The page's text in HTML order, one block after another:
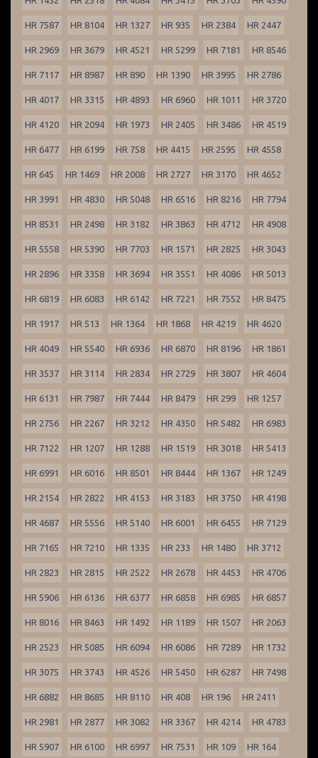
HR 7587 HR 8104 HR 1327 HR 935 HR 2384 HR 2447
HR 2969 HR 3679 HR 4521 HR 5299 HR 7181 HR 8546
HR 7117 HR 8987 HR 890 HR 1390 HR 3995 HR 2786
HR 4017 HR 3315 HR 4893 HR 6960 HR 1011 HR 3720
HR 4120 HR 2094 HR 1973 HR 2405 HR 3486 HR 4519
HR 6477 HR 6199 HR 758 HR 4415 HR 2595 HR 4558
HR 645 HR 1469 HR 2008 HR 2727 HR 3170 HR 4652
HR 3991 HR 4830 HR 5048 HR 6516 HR 8216 HR 7794
HR 8531 HR 2498 HR 3182 HR 3863 HR 4712 HR 4908
HR 5558 HR 5390 HR 7703 HR 1571 HR 2825 HR 3043
HR 2896 HR 3358 HR 3694 HR 3551 HR 4086 HR 5013
HR 6819 HR 6083 HR 6142 HR 7221 HR 7552 HR 8475
HR 1917 HR 513 HR 1364 HR 1868 HR 4219 HR 4620
HR 4049 HR 5540 HR 6936 HR 6870 HR 8196 HR 1861
HR 3537 HR 3114 HR 2834 HR 2729 HR 3807 HR 4604
HR 6131 HR 7987 HR 7444 HR 8479 HR 299 HR 1257
HR 2756 HR 2267 HR 3212 HR 4350 HR 5482 HR 6983
HR 7122 HR 1207 HR 1288 HR 1519 HR 3018 HR 5413
HR 6991 HR 6016 HR 8501 HR 8444 HR 1367 HR 1249
HR 2154 HR 2822 HR 4153 HR 3183 HR 3750 HR 4198
HR 4687 HR 5556 HR 5140 HR 6001 HR 6455 HR 7129
HR 7165 HR 7210 HR 1335 HR 233 HR 1480 HR 3712
HR 2823 HR 2815 HR 2522 HR 2678 HR 4453 HR 4706
HR 5906 HR 6136 HR 6377 HR 6858 HR 6985 HR 6857
HR 8016 HR 8463 HR 1492 HR 1189 HR 1507 HR 2063
HR 2523 HR 5085 HR 6094 HR 6086 HR 7289 HR 1732
HR 3075 HR 3743 HR 4526 HR 5450 HR 6287 HR 7498
HR 6882 HR 8685 HR 8110 HR 408 HR 196 HR 2411
HR 2981 HR 2877 HR 3082 HR 3367 HR 4214 HR 4783
HR 5907 HR 6100 HR 6997 HR 7531 HR 109 HR 164